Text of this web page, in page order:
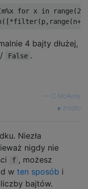
m%x for x in range(2
([*filter(p, range(n+
4 bajty dłużej,
/ False .
C McAvoy
źródło
Niezła
nigdy nie
f , możesz
w ten sposób i
bajtów.